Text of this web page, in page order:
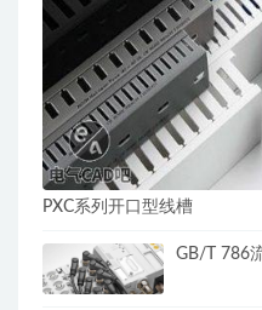
PXC系列开口型线槽
GB/T 786